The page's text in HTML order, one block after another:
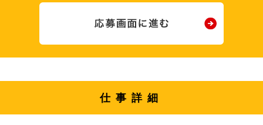
仕事詳細